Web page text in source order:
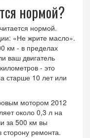
нормой?
нормой.
«Не жрите масло».
км - в пределах
ваш двигатель
- это
старше 10 лет или
мотором 2012
около 0,3 л на
за 500 км вы
ремонта.